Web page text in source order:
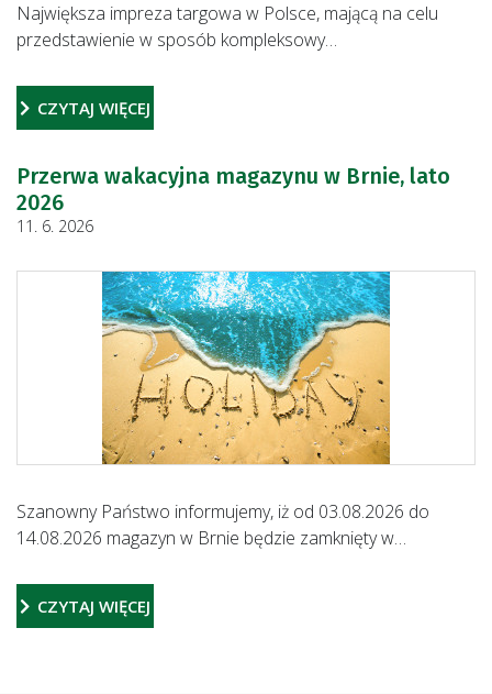
Największa impreza targowa w Polsce, mającą na celu
przedstawienie w sposób kompleksowy…
CZYTAJ WIĘCEJ
Przerwa wakacyjna magazynu w Brnie, lato
2026
11. 6. 2026
Szanowny Państwo informujemy, iż od 03.08.2026 do
14.08.2026 magazyn w Brnie będzie zamknięty w…
CZYTAJ WIĘCEJ